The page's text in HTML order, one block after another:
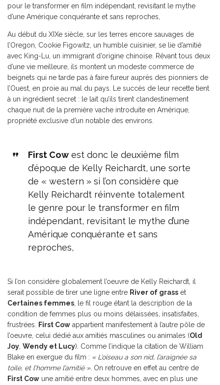
pour le transformer en film indépendant, revisitant le mythe
d’une Amérique conquérante et sans reproches,
Au début du XIXe siècle, sur les terres encore sauvages de
l’Oregon, Cookie Figowitz, un humble cuisinier, se lie d’amitié
avec King-Lu, un immigrant d’origine chinoise. Rêvant tous deux
d’une vie meilleure, ils montent un modeste commerce de
beignets qui ne tarde pas à faire fureur auprès des pionniers de
l’Ouest, en proie au mal du pays. Le succès de leur recette tient
à un ingrédient secret : le lait qu’ils tirent clandestinement
chaque nuit de la première vache introduite en Amérique,
propriété exclusive d’un notable des environs.
First Cowest donc le deuxième film
d’époque de Kelly Reichardt, une sorte
de « western » si l’on considère que
Kelly Reichardt réinvente totalement
le genre pour le transformer en film
indépendant, revisitant le mythe d’une
Amérique conquérante et sans
reproches,
Si l’on considère globalement l’oeuvre de Kelly Reichardt, il
serait possible de tirer une ligne entre River of grass et
Certaines femmes , le fil rouge étant la description de la
condition de femmes plus ou moins délaissées, insatisfaites,
frustrées.
First Cow appartient manifestement à l’autre pôle de
l’oeuvre, celui dédié aux amitiés masculines ou animales (Old
Joy Wendy et Lucy). Comme l’indique la citation de William
Blake en exergue du film : « L’oiseau a son nid, l’araignée sa
toile, et l’homme l’amitié ». On retrouve en effet au centre de
First Cow une amitié entre deux hommes, avec en plus une